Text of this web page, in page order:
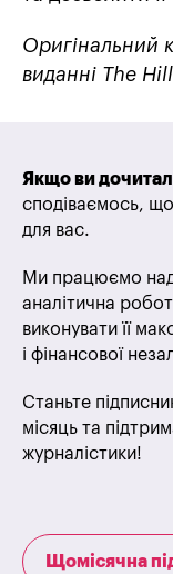
Оригінальний
виданні The
Якщо ви
сподіваємось,
для вас.
Ми працюємо над
аналітична
виконувати її
і фінансової
Станьте
місяць та
журналістики!
Щомісячна